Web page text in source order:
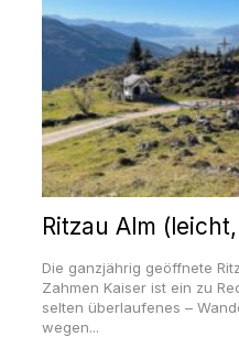
Ritzau Alm
Die ganzjährig geöffnete
Zahmen Kaiser ist ein zu
selten überlaufenes –
wegen...